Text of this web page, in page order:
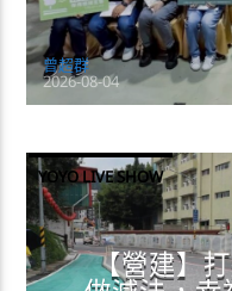
曾超群
2026-08-04
YOYO LIVE SHOW
【營建】